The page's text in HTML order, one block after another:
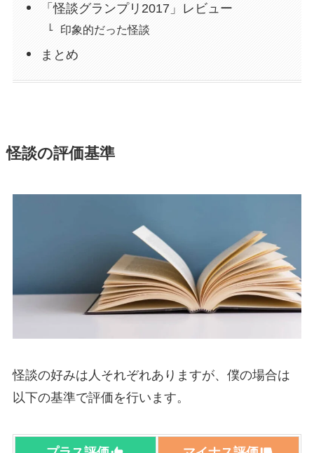
「怪談グランプリ2017」レビュー
印象的だった怪談
まとめ
怪談の評価基準
怪談の好みは人それぞれありますが、僕の場合は
以下の基準で評価を行います。